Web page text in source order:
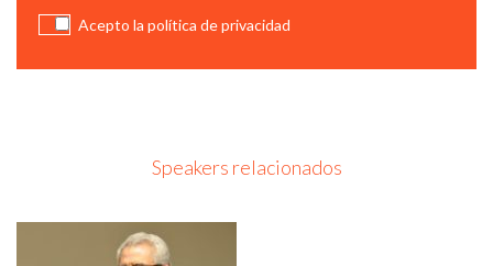
Acepto la política de privacidad
Speakers relacionados